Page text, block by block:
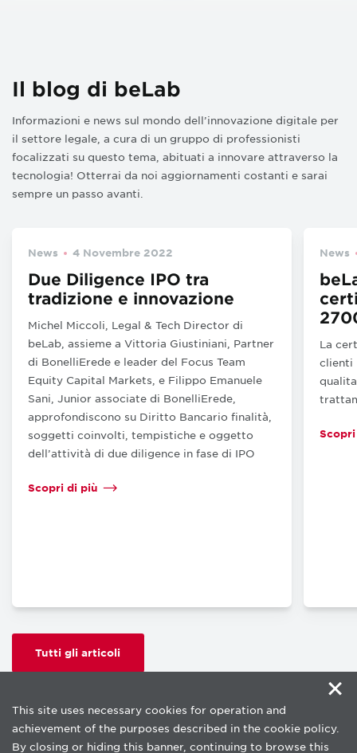
Il blog di beLab
Informazioni e news sul mondo dell’innovazione digitale per
il settore legale, a cura di un gruppo di professionisti
focalizzati su questo tema, abituati a innovare attraverso la
tecnologia! Otterrai da noi aggiornamenti costanti e sarai
sempre un passo avanti.
News 4 Novembre 2022
Due Diligence IPO tra
tradizione e innovazione
Michel Miccoli, Legal & Tech Director di
beLab, assieme a Vittoria Giustiniani, Partner
di BonelliErede e leader del Focus Team
Equity Capital Markets, e Filippo Emanuele
Sani, Junior associate di BonelliErede,
approfondiscono su Diritto Bancario finalità,
soggetti coinvolti, tempistiche e oggetto
dell’attività di due diligence in fase di IPO
Scopri di più
News
La
clienti
Tutti gli articoli
This site uses necessary cookies for operation and
achievement of the purposes described in the cookie policy.
By closing or hiding this banner, continuing to browse this
×